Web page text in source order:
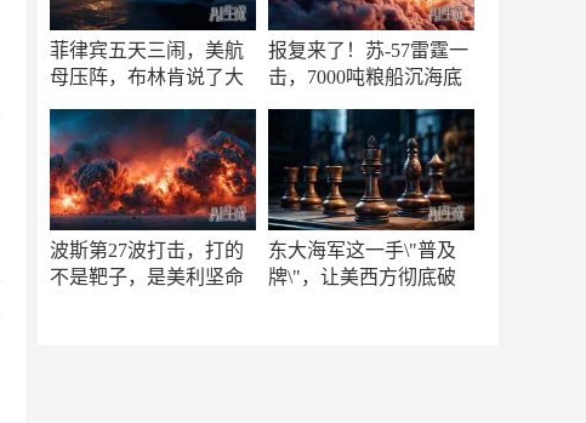
菲律宾五天三闹，美航
母压阵，布林肯说了大
报复来了！苏-57雷霆一
击，7000吨粮船沉海底
波斯第27波打击，打的
不是靶子，是美利坚命
东大海军这一手\"普及
牌\"，让美西方彻底破